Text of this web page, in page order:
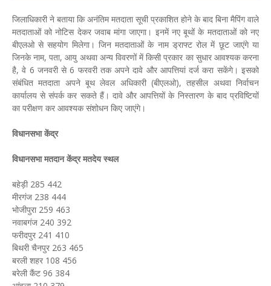
जिलाधिकारी ने बताया कि अनंतिम मतदाता सूची प्रकाशित होने के बाद बिना मैपिंग वाले
मतदाताओं को नोटिस देकर जवाब मांगा जाएगा। इनमें नए बूथों के मतदाताओं को नए
बीएलओ से सहयोग मिलेगा। जिन मतदाताओं के नाम ड्राफ्ट रोल में छूट जाएंगे या
जिनके नाम, पता, आयु अथवा अन्य विवरणों में किसी प्रकार का सुधार आवश्यक करना
है, वे 6 जनवरी से 6 फरवरी तक अपने दावे और आपत्तियां दर्ज करा सकेंगे। इसको
संबंधित मतदाता अपने बूथ लेवल अधिकारी (बीएलओ), तहसील अथवा निर्वाचन
कार्यालय से संपर्क कर सकते हैं। दावे और आपत्तियों के निस्तारण के बाद प्रविष्टियों
का परीक्षण कर आवश्यक संशोधन किए जाएंगे।
विधानसभा केंद्र
विधानसभा मतदान केंद्र मतदेय स्थल
बहेड़ी 285 442
मीरगंज 238 444
भोजीपुरा 259 463
नवाबगंज 240 392
फरीदपुर 241 410
बिथरी चैनपुर 263 465
बरली शहर 108 456
बरेली कैंट 96 384